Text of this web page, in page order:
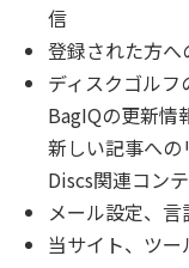
信
登録された方
ディスクゴルフ
BagIQの更新情
新しい記事へ
Discs関連コン
メール設定、
当サイト、ツ